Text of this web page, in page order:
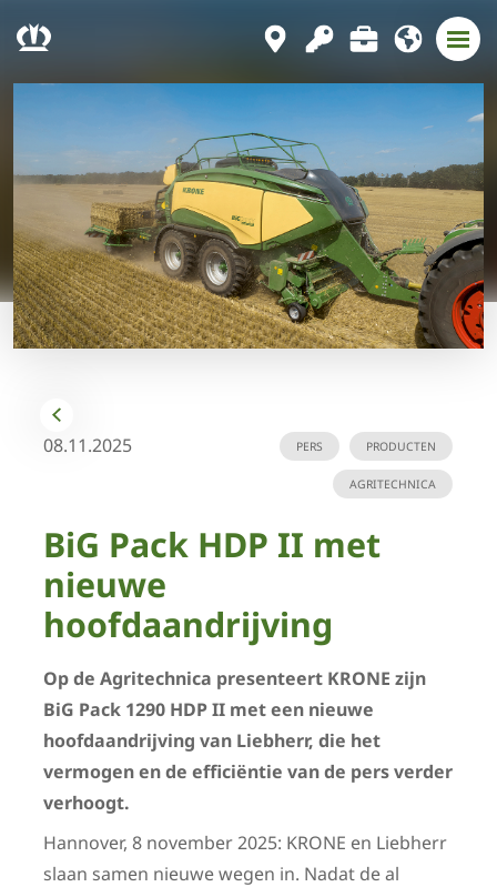
08.11.2025 PRODUCTEN
PERS
AGRITECHNICA
BiG Pack HDP II met
nieuwe
hoofdaandrijving
Op de Agritechnica presenteert KRONE zijn
BiG Pack 1290 HDP II met een nieuwe
hoofdaandrijving van Liebherr, die het
vermogen en de efficiëntie van de pers verder
verhoogt.
Hannover, 8 november 2025: KRONE en Liebherr
slaan samen nieuwe wegen in. Nadat de al